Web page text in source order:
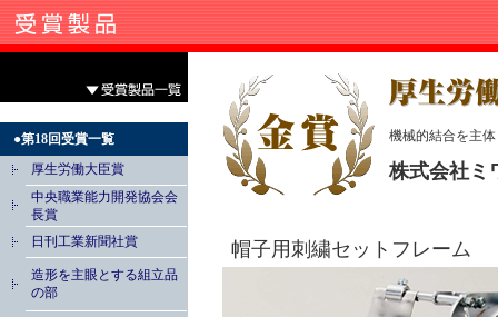
●第18回受賞一覧
厚生労働大臣賞
中央職業能力開発協会会
長賞
日刊工業新聞社賞
造形を主眼とする組立品
の部
機械的結合を主
株式会社ミ
帽子用刺繍セットフレーム